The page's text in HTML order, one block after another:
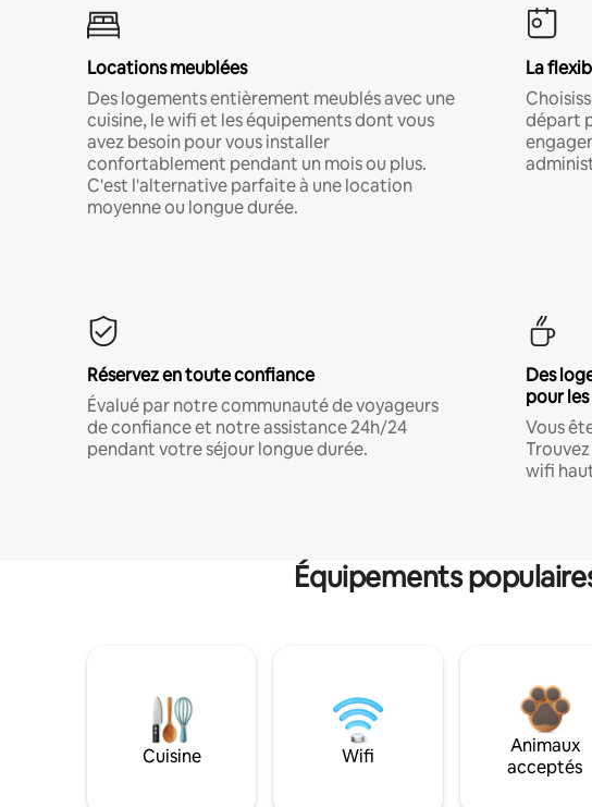
Locations meublées
Des logements entièrement meublés avec une
cuisine, le wifi et les équipements dont vous
avez besoin pour vous installer
confortablement pendant un mois ou plus.
C'est l'alternative parfaite à une location
moyenne ou longue durée.
La
départ
Réservez en toute confiance
Évalué par notre communauté de voyageurs
de confiance et notre assistance 24h/24
pendant votre séjour longue durée.
Des
pour
Vous
wifi
Équipements
Cuisine Wifi
Animaux
acceptés